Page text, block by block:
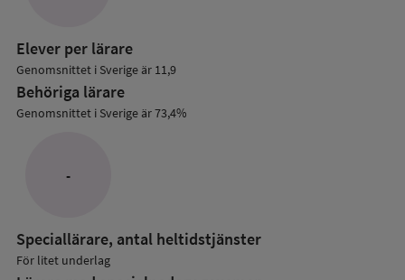
Elever per lärare
Genomsnittet i Sverige är 11,9
Behöriga lärare
Genomsnittet i Sverige är 73,4%
-
Speciallärare, antal heltidstjänster
För litet underlag